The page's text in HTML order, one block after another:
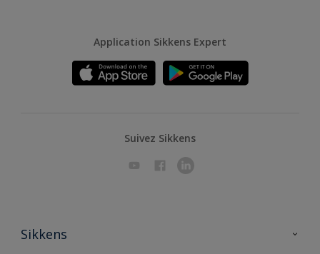
Application Sikkens Expert
Suivez Sikkens
Sikkens